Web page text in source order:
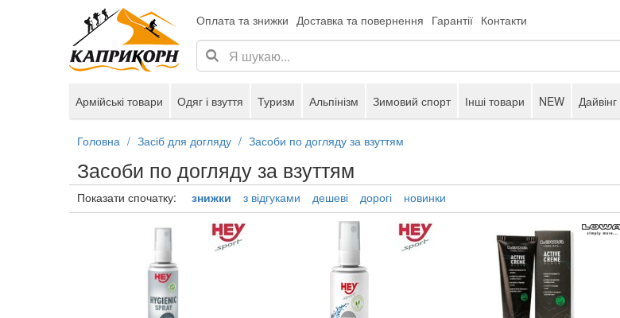
Оплата та знижки Доставка та повернення Гарантії Контакти
Армійські товари Одяг і взуття Туризм Альпінізм Зимовий спорт Інші товари NEW Дайвінг
Головна Засіб для догляду Засоби по догляду за взуттям
Засоби по догляду за взуттям
Показати спочатку: знижки з відгуками дешеві дорогі новинки